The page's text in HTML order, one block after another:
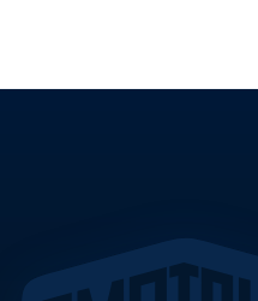
выпуск, смотреть О
от 30.10.2025 прямо